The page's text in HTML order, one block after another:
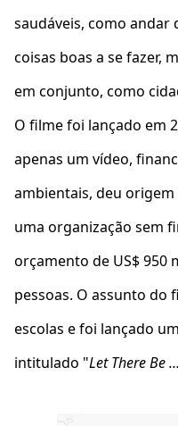
saudáveis, como andar
coisas boas a se fazer,
em conjunto, como
O filme foi lançado em
apenas um vídeo,
ambientais, deu
uma organização sem
orçamento de US$ 950
pessoas. O assunto do
escolas e foi lançado
intitulado "Let There Be